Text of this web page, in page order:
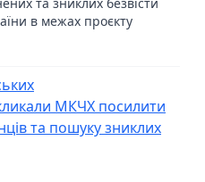
в межах проєкту
МКЧХ посилити
та пошуку зниклих